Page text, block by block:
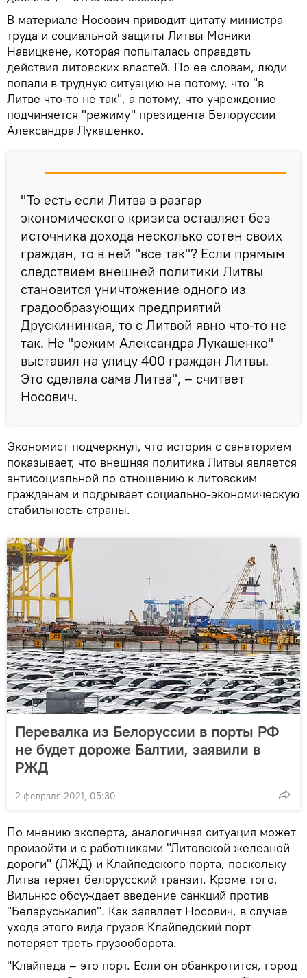
В материале Носович приводит цитату министра
труда и социальной защиты Литвы Моники
Навицкене, которая попыталась оправдать
действия литовских властей. По ее словам, люди
попали в трудную ситуацию не потому, что "в
Литве что-то не так", а потому, что учреждение
подчиняется "режиму" президента Белоруссии
Александра Лукашенко.
"То есть если Литва в разгар
экономического кризиса оставляет без
источника дохода несколько сотен своих
граждан, то в ней "все так"? Если прямым
следствием внешней политики Литвы
становится уничтожение одного из
градообразующих предприятий
Друскининкая, то с Литвой явно что-то не
так. Не "режим Александра Лукашенко"
выставил на улицу 400 граждан Литвы.
Это сделала сама Литва", – считает
Носович.
Экономист подчеркнул, что история с санаторием
показывает, что внешняя политика Литвы является
антисоциальной по отношению к литовским
гражданам и подрывает социально-экономическую
стабильность страны.
Перевалка из Белоруссии в порты РФ
не будет дороже Балтии, заявили в
РЖД
2 февраля 2021, 05:30
По мнению эксперта, аналогичная ситуация может
произойти и с работниками "Литовской железной
дороги" (ЛЖД) и Клайпедского порта, поскольку
Литва теряет белорусский транзит. Кроме того,
Вильнюс обсуждает введение санкций против
"Беларуськалия". Как заявляет Носович, в случае
ухода этого вида грузов Клайпедский порт
потеряет треть грузооборота.
"Клайпеда – это порт. Если он обанкротится, город